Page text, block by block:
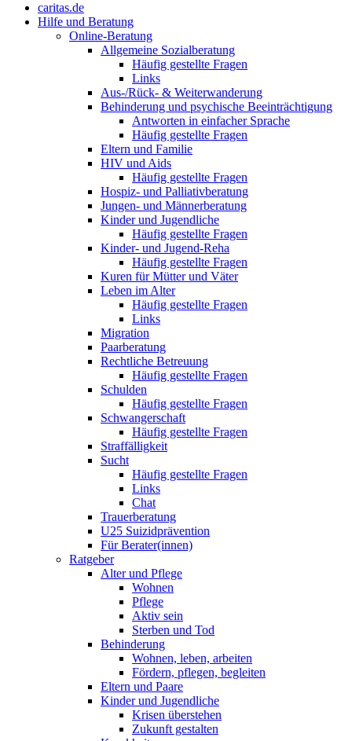
caritas.de
Hilfe und Beratung
Online-Beratung
Allgemeine Sozialberatung
Häufig gestellte Fragen
Links
Aus-/Rück- & Weiterwanderung
Behinderung und psychische Beeinträchtigung
Antworten in einfacher Sprache
Häufig gestellte Fragen
Eltern und Familie
HIV und Aids
Häufig gestellte Fragen
Hospiz- und Palliativberatung
Jungen- und Männerberatung
Kinder und Jugendliche
Häufig gestellte Fragen
Kinder- und Jugend-Reha
Häufig gestellte Fragen
Kuren für Mütter und Väter
Leben im Alter
Häufig gestellte Fragen
Links
Migration
Paarberatung
Rechtliche Betreuung
Häufig gestellte Fragen
Schulden
Häufig gestellte Fragen
Schwangerschaft
Häufig gestellte Fragen
Straffälligkeit
Sucht
Häufig gestellte Fragen
Links
Chat
Trauerberatung
U25 Suizidprävention
Für Berater(innen)
Ratgeber
Alter und Pflege
Wohnen
Pflege
Aktiv sein
Sterben und Tod
Behinderung
Wohnen, leben, arbeiten
Fördern, pflegen, begleiten
Eltern und Paare
Kinder und Jugendliche
Krisen überstehen
Zukunft gestalten